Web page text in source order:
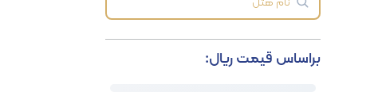
براساس قیمت ریال: